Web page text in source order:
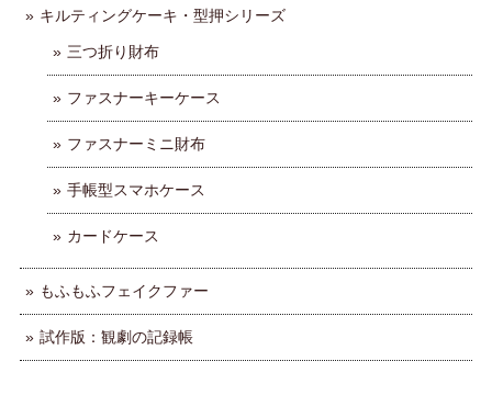
キルティングケーキ・型押シリーズ
三つ折り財布
ファスナーキーケース
ファスナーミニ財布
手帳型スマホケース
カードケース
もふもふフェイクファー
試作版：観劇の記録帳